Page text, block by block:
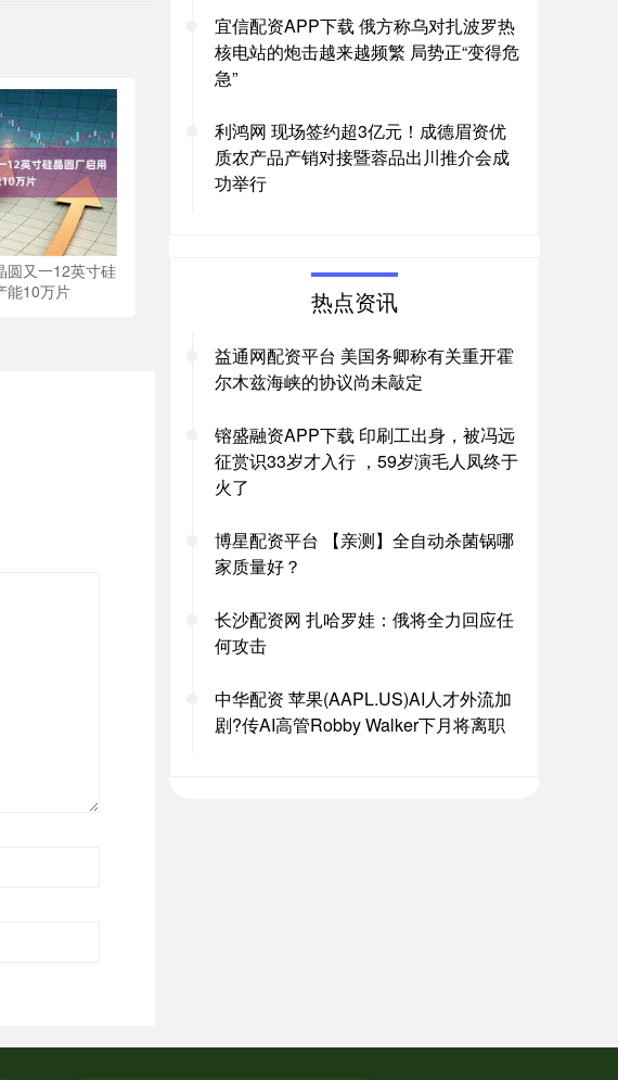
圆又一12英寸硅
能10万片
宜信配资APP下载 俄方称乌对扎波罗热
核电站的炮击越来越频繁 局势正“变得危
急”
利鸿网 现场签约超3亿元！成德眉资优
质农产品产销对接暨蓉品出川推介会成
功举行
热点资讯
益通网配资平台 美国务卿称有关重开霍
尔木兹海峡的协议尚未敲定
镕盛融资APP下载 印刷工出身，被冯远
征赏识33岁才入行 ，59岁演毛人凤终于
火了
博星配资平台 【亲测】全自动杀菌锅哪
家质量好？
长沙配资网 扎哈罗娃：俄将全力回应任
何攻击
中华配资 苹果(AAPL.US)AI人才外流加
剧?传AI高管Robby Walker下月将离职